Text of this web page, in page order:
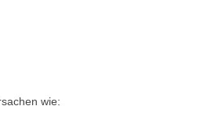
wie: